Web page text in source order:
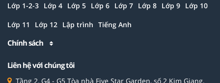
Lớp 1-2-3 Lớp 4 Lớp 5 Lớp 6 Lớp 7 Lớp 8 Lớp 9 Lớp 10
Lớp 11 Lớp 12 Lập trình Tiếng Anh
Chính sách
Liên hệ với chúng tôi
Tầng 2, G4 - G5 Tòa nhà Five Star Garden, số 2 Kim Giang,